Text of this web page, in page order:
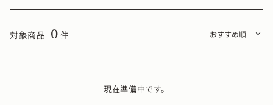
対象商品 0 件
現在準備中です。